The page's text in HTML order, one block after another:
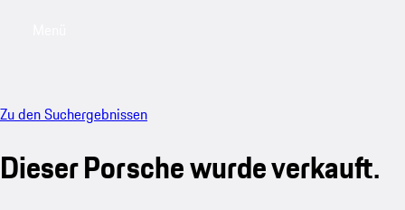
Zu den Suchergebnissen
Dieser Porsche wurde verkauft.